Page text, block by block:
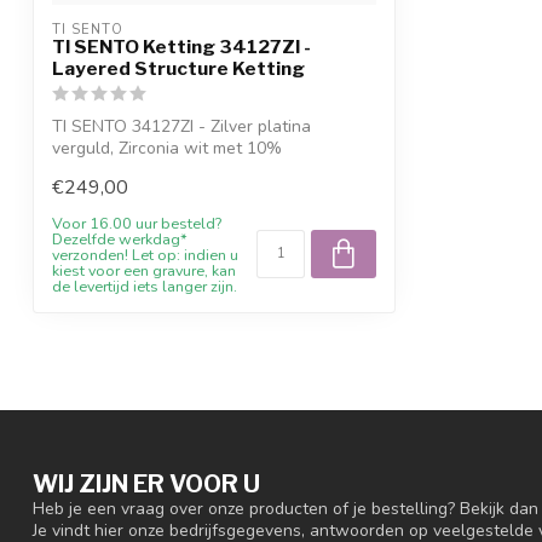
TI SENTO
TI SENTO Ketting 34127ZI -
Layered Structure Ketting
TI SENTO 34127ZI - Zilver platina
verguld, Zirconia wit met 10%
€249,00
Voor 16.00 uur besteld?
Dezelfde werkdag*
verzonden! Let op: indien u
kiest voor een gravure, kan
de levertijd iets langer zijn.
WIJ ZIJN ER VOOR U
Heb je een vraag over onze producten of je bestelling? Bekijk
Je vindt hier onze bedrijfsgegevens, antwoorden op